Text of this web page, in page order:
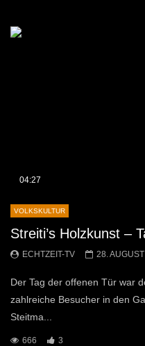
04:27
VOLKSKULTUR
Streiti’s Holzkunst –
ECHTZEIT-TV 28.
Der Tag der offenen Tür war
zahlreiche Besucher in den
Steitma...
666 3